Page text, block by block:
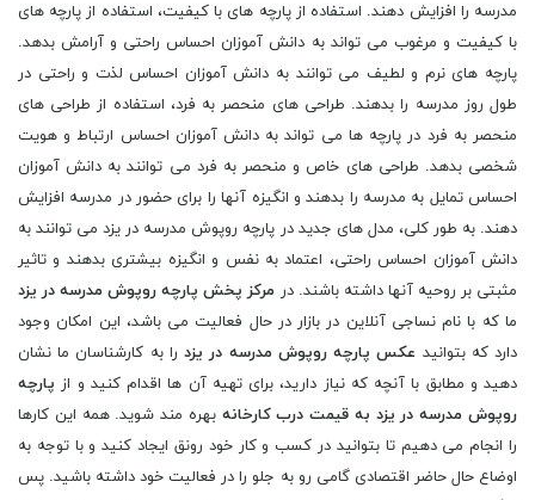
مدرسه را افزایش دهند. استفاده از پارچه های با کیفیت، استفاده از پارچه های
با کیفیت و مرغوب می تواند به دانش آموزان احساس راحتی و آرامش بدهد.
پارچه های نرم و لطیف می توانند به دانش آموزان احساس لذت و راحتی در
طول روز مدرسه را بدهند. طراحی های منحصر به فرد، استفاده از طراحی های
منحصر به فرد در پارچه ها می تواند به دانش آموزان احساس ارتباط و هویت
شخصی بدهد. طراحی های خاص و منحصر به فرد می توانند به دانش آموزان
احساس تمایل به مدرسه را بدهند و انگیزه آنها را برای حضور در مدرسه افزایش
دهند. به طور کلی، مدل های جدید در پارچه روپوش مدرسه در یزد می توانند به
دانش آموزان احساس راحتی، اعتماد به نفس و انگیزه بیشتری بدهند و تاثیر
مثبتی بر روحیه آنها داشته باشند. در مرکز پخش پارچه روپوش مدرسه در یزد
ما که با نام نساجی آنلاین در بازار در حال فعالیت می باشد، این امکان وجود
دارد که بتوانید عکس پارچه روپوش مدرسه در یزد را به کارشناسان ما نشان
دهید و مطابق با آنچه که نیاز دارید، برای تهیه آن ها اقدام کنید و از پارچه
روپوش مدرسه در یزد به قیمت درب کارخانهبهره مند شوید. همه این کارها
را انجام می دهیم تا بتوانید در کسب و کار خود رونق ایجاد کنید و با توجه به
اوضاع حال حاضر اقتصادی گامی رو به جلو را در فعالیت خود داشته باشید. پس